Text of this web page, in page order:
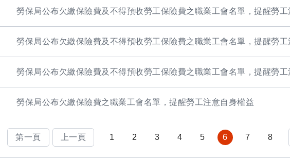
勞保局公布欠繳保險費及不得預收勞工保險費之職業工會名單，提醒勞
勞保局公布欠繳保險費及不得預收勞工保險費之職業工會名單，提醒勞
勞保局公布欠繳保險費及不得預收勞工保險費之職業工會名單，提醒勞
勞保局公布欠繳保險費之職業工會名單，提醒勞工注意自身權益
第一頁 上一頁 1 2 3 4 5 6 7 8